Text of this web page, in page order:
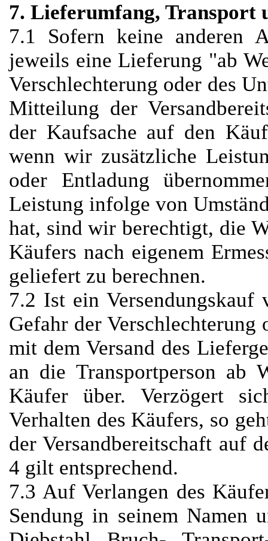
7. Lieferumfang, Transport
7.1 Sofern keine anderen
jeweils eine Lieferung "ab
Verschlechterung oder des
Mitteilung der
der Kaufsache auf den
wenn wir zusätzliche
oder Entladung
Leistung infolge von
hat, sind wir berechtigt, die
Käufers nach eigenem
geliefert zu berechnen.
7.2 Ist ein
Gefahr der Verschlechterung
mit dem Versand des
an die Transportperson ab
Käufer über. Verzögert
Verhalten des Käufers, so
der Versandbereitschaft auf
4 gilt entsprechend.
7.3 Auf Verlangen des
Sendung in seinem Namen